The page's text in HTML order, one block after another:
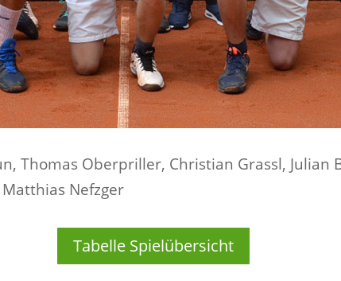
Thomas Oberpriller, Christian Grassl, Julian
Nefzger
Tabelle Spielübersicht